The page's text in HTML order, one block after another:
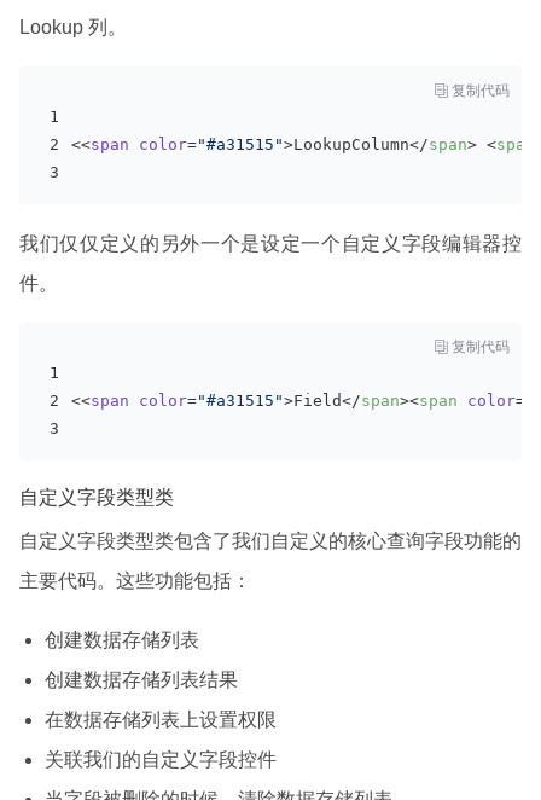
Lookup 列。
 复制代码
<<span color="#a31515">LookupColumn</span> <span
我们仅仅定义的另外一个是设定一个自定义字段编辑器控
件。
 复制代码
<<span color="#a31515">Field</span><span color=
自定义字段类型类
自定义字段类型类包含了我们自定义的核心查询字段功能的
主要代码。这些功能包括：
创建数据存储列表
创建数据存储列表结果
在数据存储列表上设置权限
关联我们的自定义字段控件